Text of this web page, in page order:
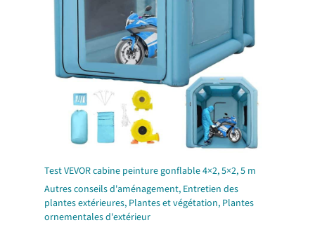
Test VEVOR cabine peinture gonflable 4×2, 5×2, 5 m
Autres conseils d'aménagement, Entretien des
plantes extérieures, Plantes et végétation, Plantes
ornementales d'extérieur